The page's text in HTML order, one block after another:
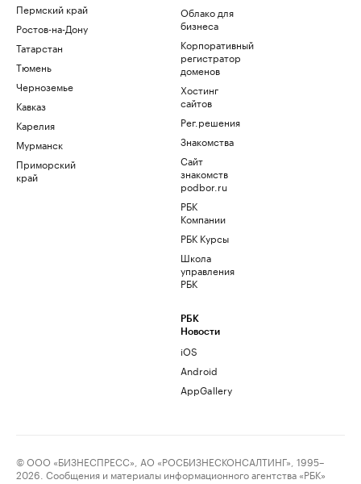
Пермский край
Ростов-на-Дону
Татарстан
Тюмень
Черноземье
Кавказ
Карелия
Мурманск
Приморский
край
Облако для
бизнеса
Корпоративный
регистратор
доменов
Хостинг
сайтов
Рег.решения
Знакомства
Сайт
знакомств
podbor.ru
РБК
Компании
РБК Курсы
Школа
управления
РБК
РБК
Новости
iOS
Android
AppGallery
© ООО «БИЗНЕСПРЕСС», АО «РОСБИЗНЕСКОНСАЛТИНГ», 1995–
2026. Сообщения и материалы информационного агентства «РБК»